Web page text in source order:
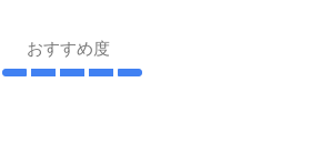
おすすめ度